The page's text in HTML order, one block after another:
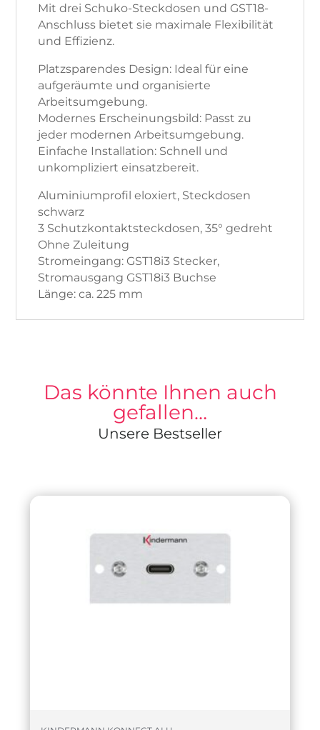
Mit drei Schuko-Steckdosen und GST18-
Anschluss bietet sie maximale Flexibilität
und Effizienz.
Platzsparendes Design: Ideal für eine
aufgeräumte und organisierte
Arbeitsumgebung.
Modernes Erscheinungsbild: Passt zu
jeder modernen Arbeitsumgebung.
Einfache Installation: Schnell und
unkompliziert einsatzbereit.
Aluminiumprofil eloxiert, Steckdosen
schwarz
3 Schutzkontaktsteckdosen, 35° gedreht
Ohne Zuleitung
Stromeingang: GST18i3 Stecker,
Stromausgang GST18i3 Buchse
Länge: ca. 225 mm
Das könnte Ihnen auch
gefallen…
Unsere Bestseller